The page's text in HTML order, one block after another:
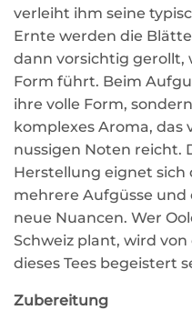
verleiht ihm seine
Ernte werden die
dann vorsichtig gerollt,
Form führt. Beim
ihre volle Form,
komplexes Aroma, das
nussigen Noten reicht.
Herstellung eignet sich
mehrere Aufgüsse
neue Nuancen. Wer
Schweiz plant, wird
dieses Tees begeistert
Zubereitung